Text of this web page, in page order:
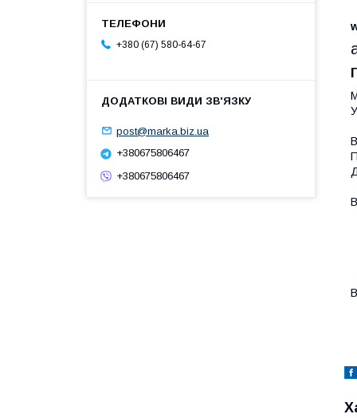
+380 (67) 580-64-67
post@marka.biz.ua
+380675806467
+380675806467